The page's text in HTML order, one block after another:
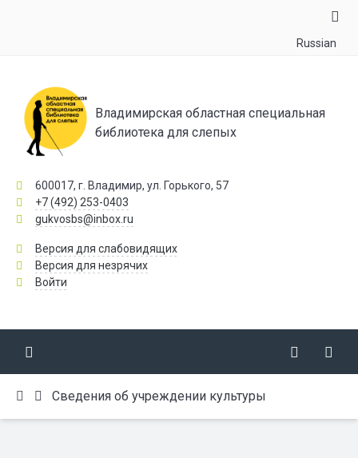
Russian
Владимирская областная специальная
библиотека для слепых
600017, г. Владимир, ул. Горького, 57
+7 (492) 253-0403
gukvosbs@inbox.ru
Версия для слабовидящих
Версия для незрячих
Войти
Сведения об учреждении культуры